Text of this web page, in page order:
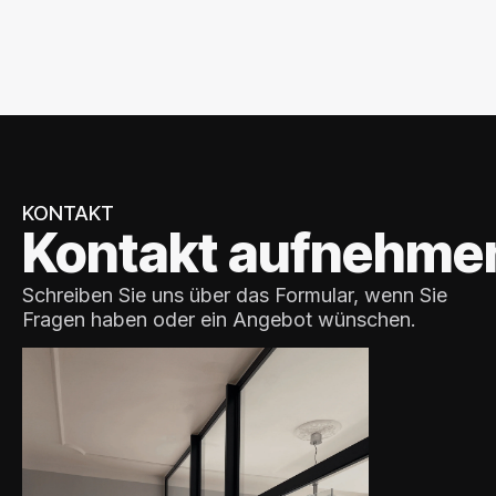
KONTAKT
Kontakt
Schreiben Sie uns über das Formular, wenn Sie
Fragen haben oder ein Angebot wünschen.